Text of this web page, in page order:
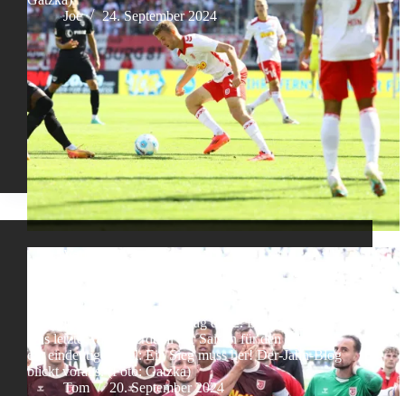
Joe
24. September 2024
Vorbericht
Sonntag, 13:30 Uhr, 6. Spieltag der 2. Bundesliga.
Das letzte Aufsteigerduell der Saison für den Jahn und
ein eindeutiges Ziel: Ein Sieg muss her! Der-Jahn-Blog
blickt voraus. (Foto: Gatzka)
Tom
20. September 2024